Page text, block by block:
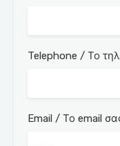
Telephone / Το
Email / Το email